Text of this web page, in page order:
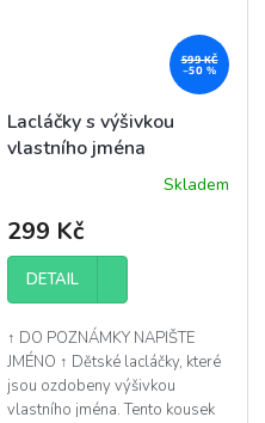
599 KČ
–50 %
Lacláčky s výšivkou
vlastního jména
Skladem
299 Kč
DETAIL
↑ DO POZNÁMKY NAPIŠTE
JMÉNO ↑ Dětské lacláčky, které
jsou ozdobeny výšivkou
vlastního jména. Tento kousek